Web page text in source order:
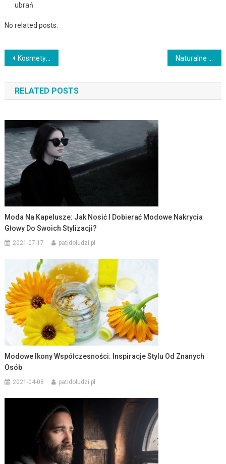
ubrań.
No related posts.
Nawigacja
wpisu
Kosmetyki naturalne dla dzieci: bezpieczna pielęgnacja od pierwszych dni
RELATED POSTS
Moda Na Kapelusze: Jak Nosić I Dobierać Modowe Nakrycia
Głowy Do Swoich Stylizacji?
2021-07-17 patidoludzi.pl
Modowe Ikony Współczesności: Inspiracje Stylu Od Znanych
Osób
2021-04-08 patidoludzi.pl